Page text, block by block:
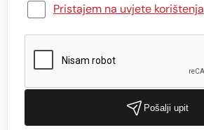
Pristajem na uvjete korištenja
Pošalji upit